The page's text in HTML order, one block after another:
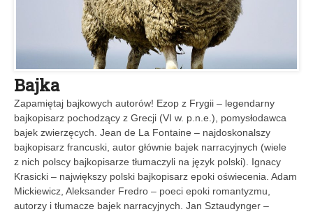
Bajka
Zapamiętaj bajkowych autorów! Ezop z Frygii – legendarny
bajkopisarz pochodzący z Grecji (VI w. p.n.e.), pomysłodawca
bajek zwierzęcych. Jean de La Fontaine – najdoskonalszy
bajkopisarz francuski, autor głównie bajek narracyjnych (wiele
z nich polscy bajkopisarze tłumaczyli na język polski). Ignacy
Krasicki – największy polski bajkopisarz epoki oświecenia. Adam
Mickiewicz, Aleksander Fredro – poeci epoki romantyzmu,
autorzy i tłumacze bajek narracyjnych. Jan Sztaudynger –